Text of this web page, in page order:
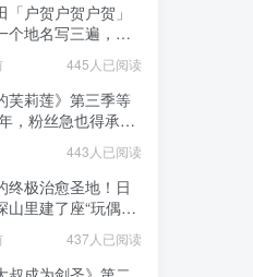
「户贺户贺户贺」
个地名写三遍，竟
而是150年旧账！
445人已阅读
芙莉莲》第三季等
，粉丝急也得承认
有道理！ 443人已阅读
终极治愈圣地！日
山里建了座“玩偶神
能拍照还能给娃祈
437人已阅读